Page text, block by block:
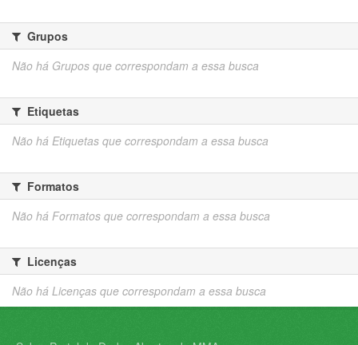
Grupos
Não há Grupos que correspondam a essa busca
Etiquetas
Não há Etiquetas que correspondam a essa busca
Formatos
Não há Formatos que correspondam a essa busca
Licenças
Não há Licenças que correspondam a essa busca